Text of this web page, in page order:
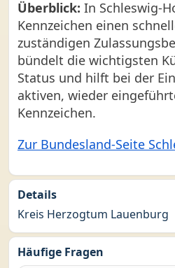
Überblick: In Schleswig-
Kennzeichen einen
zuständigen
bündelt die wichtigsten
Status und hilft bei der
aktiven, wieder
Kennzeichen.
Zur Bundesland-Seite
Details
Kreis Herzogtum Lauenburg
Häufige Fragen